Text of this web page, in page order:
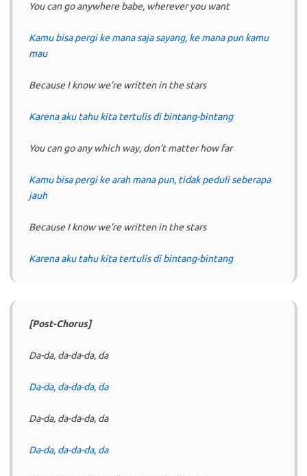
You can go anywhere babe, wherever you want
Kamu bisa pergi ke mana saja sayang, ke mana pun kamu
mau
Because I know we’re written in the stars
Karena aku tahu kita tertulis di bintang-bintang
You can go any which way, don’t matter how far
Kamu bisa pergi ke arah mana pun, tidak peduli seberapa
jauh
Because I know we’re written in the stars
Karena aku tahu kita tertulis di bintang-bintang
[Post-Chorus]
Da-da, da-da-da, da
Da-da, da-da-da, da
Da-da, da-da-da, da
Da-da, da-da-da, da